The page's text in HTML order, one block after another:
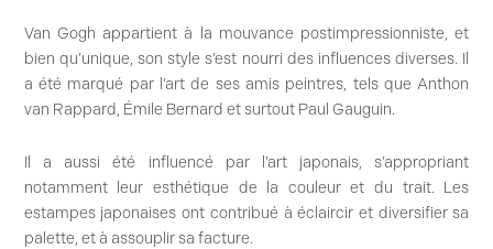
Van Gogh appartient à la mouvance postimpressionniste, et
bien qu’unique, son style s’est nourri des influences diverses. Il
a été marqué par l’art de ses amis peintres, tels que Anthon
van Rappard, Émile Bernard et surtout Paul Gauguin.
Il a aussi été influencé par l’art japonais, s’appropriant
notamment leur esthétique de la couleur et du trait. Les
estampes japonaises ont contribué à éclaircir et diversifier sa
palette, et à assouplir sa facture.